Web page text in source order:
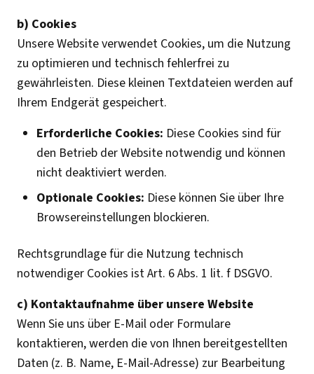
b) Cookies
Unsere Website verwendet Cookies, um die Nutzung
zu optimieren und technisch fehlerfrei zu
gewährleisten. Diese kleinen Textdateien werden auf
Ihrem Endgerät gespeichert.
Erforderliche Cookies: Diese Cookies sind für
den Betrieb der Website notwendig und können
nicht deaktiviert werden.
Optionale Cookies: Diese können Sie über Ihre
Browsereinstellungen blockieren.
Rechtsgrundlage für die Nutzung technisch
notwendiger Cookies ist Art. 6 Abs. 1 lit. f DSGVO.
c) Kontaktaufnahme über unsere Website
Wenn Sie uns über E-Mail oder Formulare
kontaktieren, werden die von Ihnen bereitgestellten
Daten (z. B. Name, E-Mail-Adresse) zur Bearbeitung